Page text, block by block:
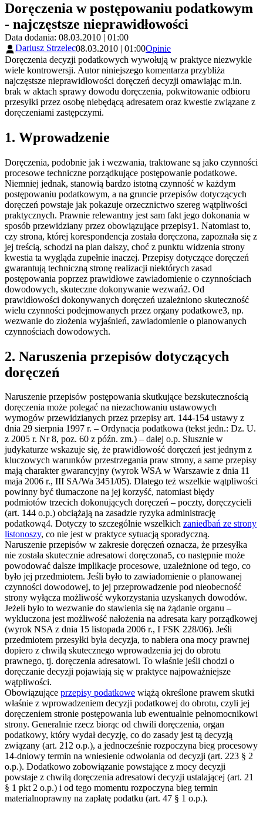
Doręczenia w postępowaniu podatkowym
- najczęstsze nieprawidłowości
Data dodania: 08.03.2010 | 01:00
Dariusz Strzelec08.03.2010 | 01:00Opinie
Doręczenia decyzji podatkowych wywołują w praktyce niezwykle
wiele kontrowersji. Autor niniejszego komentarza przybliża
najczęstsze nieprawidłowości doręczeń decyzji omawiając m.in.
brak w aktach sprawy dowodu doręczenia, pokwitowanie odbioru
przesyłki przez osobę niebędącą adresatem oraz kwestie związane z
doręczeniami zastępczymi.
1. Wprowadzenie
Doręczenia, podobnie jak i wezwania, traktowane są jako czynności
procesowe techniczne porządkujące postępowanie podatkowe.
Niemniej jednak, stanowią bardzo istotną czynność w każdym
postępowaniu podatkowym, a na gruncie przepisów dotyczących
doręczeń powstaje jak pokazuje orzecznictwo szereg wątpliwości
praktycznych. Prawnie relewantny jest sam fakt jego dokonania w
sposób przewidziany przez obowiązujące przepisy1. Natomiast to,
czy strona, której korespondencja została doręczona, zapoznała się z
jej treścią, schodzi na plan dalszy, choć z punktu widzenia strony
kwestia ta wygląda zupełnie inaczej. Przepisy dotyczące doręczeń
gwarantują techniczną stronę realizacji niektórych zasad
postępowania poprzez prawidłowe zawiadomienie o czynnościach
dowodowych, skuteczne dokonywanie wezwań2. Od
prawidłowości dokonywanych doręczeń uzależniono skuteczność
wielu czynności podejmowanych przez organy podatkowe3, np.
wezwanie do złożenia wyjaśnień, zawiadomienie o planowanych
czynnościach dowodowych.
2. Naruszenia przepisów dotyczących
doręczeń
Naruszenie przepisów postępowania skutkujące bezskutecznością
doręczenia może polegać na niezachowaniu ustawowych
wymogów przewidzianych przez przepisy art. 144-154 ustawy z
dnia 29 sierpnia 1997 r. – Ordynacja podatkowa (tekst jedn.: Dz. U.
z 2005 r. Nr 8, poz. 60 z późn. zm.) – dalej o.p. Słusznie w
judykaturze wskazuje się, że prawidłowość doręczeń jest jednym z
kluczowych warunków przestrzegania praw strony, a same przepisy
mają charakter gwarancyjny (wyrok WSA w Warszawie z dnia 11
maja 2006 r., III SA/Wa 3451/05). Dlatego też wszelkie wątpliwości
powinny być tłumaczone na jej korzyść, natomiast błędy
podmiotów trzecich dokonujących doręczeń – poczty, doręczycieli
(art. 144 o.p.) obciążają na zasadzie ryzyka administrację
podatkową4. Dotyczy to szczególnie wszelkich zaniedbań ze strony
listonoszy, co nie jest w praktyce sytuacją sporadyczną.
Naruszenie przepisów w zakresie doręczeń oznacza, że przesyłka
nie została skutecznie adresatowi doręczona5, co następnie może
powodować dalsze implikacje procesowe, uzależnione od tego, co
było jej przedmiotem. Jeśli było to zawiadomienie o planowanej
czynności dowodowej, to jej przeprowadzenie pod nieobecność
strony wyłącza możliwość wykorzystania uzyskanych dowodów.
Jeżeli było to wezwanie do stawienia się na żądanie organu –
wykluczona jest możliwość nałożenia na adresata kary porządkowej
(wyrok NSA z dnia 15 listopada 2006 r., I FSK 228/06). Jeśli
przedmiotem przesyłki była decyzja, to nabiera ona mocy prawnej
dopiero z chwilą skutecznego wprowadzenia jej do obrotu
prawnego, tj. doręczenia adresatowi. To właśnie jeśli chodzi o
doręczanie decyzji pojawiają się w praktyce najpoważniejsze
wątpliwości.
Obowiązujące przepisy podatkowe wiążą określone prawem skutki
właśnie z wprowadzeniem decyzji podatkowej do obrotu, czyli jej
doręczeniem stronie postępowania lub ewentualnie pełnomocnikowi
strony. Generalnie rzecz biorąc od chwili doręczenia, organ
podatkowy, który wydał decyzję, co do zasady jest tą decyzją
związany (art. 212 o.p.), a jednocześnie rozpoczyna bieg procesowy
14-dniowy termin na wniesienie odwołania od decyzji (art. 223 § 2
o.p.). Dodatkowo zobowiązanie powstające z mocy decyzji
powstaje z chwilą doręczenia adresatowi decyzji ustalającej (art. 21
§ 1 pkt 2 o.p.) i od tego momentu rozpoczyna bieg termin
materialnoprawny na zapłatę podatku (art. 47 § 1 o.p.).